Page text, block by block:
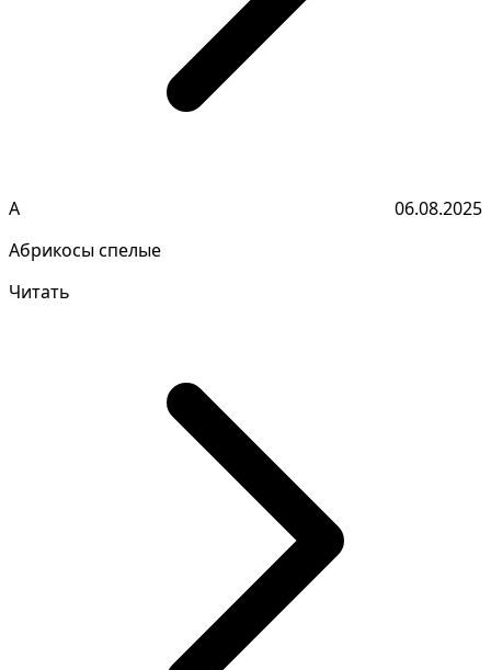
А
06.08.2025
Абрикосы спелые
Читать